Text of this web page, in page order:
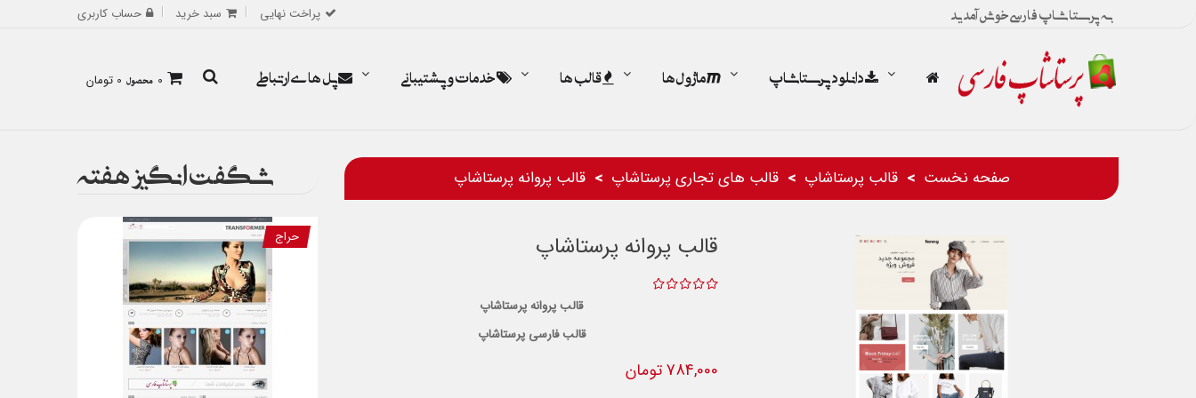
به پرستاشاپ فارسی خوش آمدید پراخت نهایی سبد خرید حساب کاربری
0 محصول 0 تومان دانلود پرستاشاپ ماژول ها قالب ها خدمات و پشتیبانی پل های ارتباطی
صفحه نخست قالب پرستاشاپ قالب های تجاری پرستاشاپ قالب پروانه پرستاشاپ
قالب پروانه پرستاشاپ
قالب پروانه پرستاشاپ
قالب فارسی پرستاشاپ
784,000 تومان
شگفت انگیز هفته
حراج